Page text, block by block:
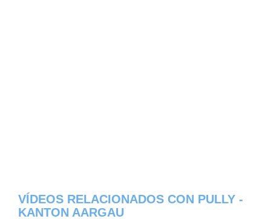
VÍDEOS RELACIONADOS CON PULLY -
KANTON AARGAU